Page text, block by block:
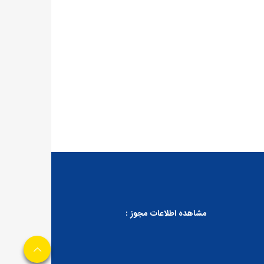
مشاهده اطلاعات مجوز :